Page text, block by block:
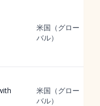
米国（グロー
バル）
米国（グロー
バル）